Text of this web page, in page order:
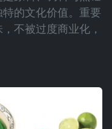
的文化价值。重要
不被过度商业化，